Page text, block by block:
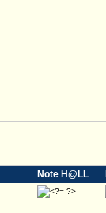
Note H@LL